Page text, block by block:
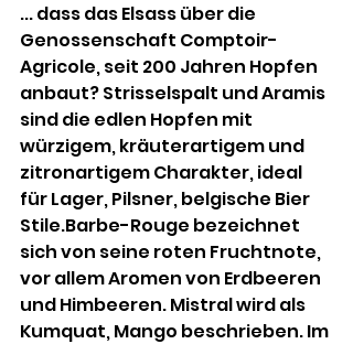
... dass das Elsass über die
Genossenschaft Comptoir-
Agricole, seit 200 Jahren Hopfen
anbaut? Strisselspalt und Aramis
sind die edlen Hopfen mit
würzigem, kräuterartigem und
zitronartigem Charakter, ideal
für Lager, Pilsner, belgische Bier
Stile.Barbe-Rouge bezeichnet
sich von seine roten Fruchtnote,
vor allem Aromen von Erdbeeren
und Himbeeren. Mistral wird als
Kumquat, Mango beschrieben. Im